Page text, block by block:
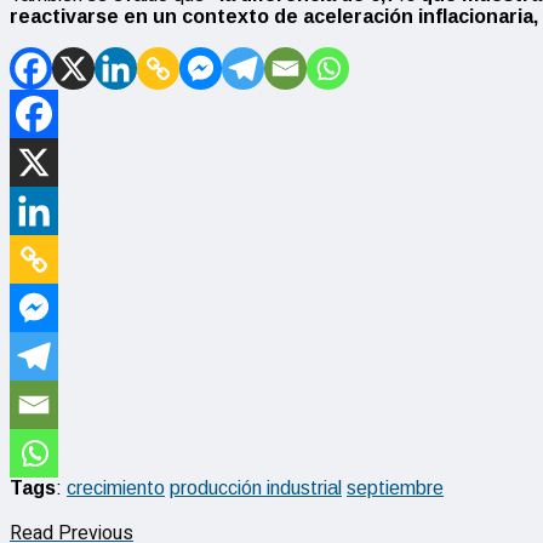
reactivarse en un contexto de aceleración
Tags: crecimiento producción industrial septiembre
Read Previous